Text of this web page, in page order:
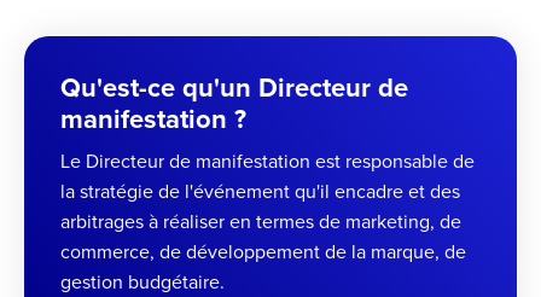
Qu'est-ce qu'un Directeur de
manifestation ?
Le Directeur de manifestation est responsable de
la stratégie de l'événement qu'il encadre et des
arbitrages à réaliser en termes de marketing, de
commerce, de développement de la marque, de
gestion budgétaire.